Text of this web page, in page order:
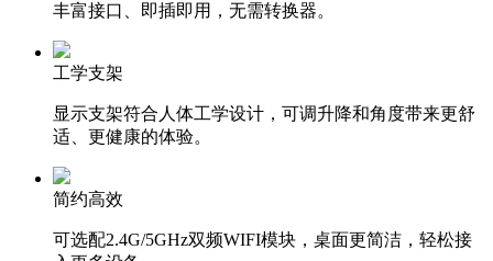
丰富接口、即插即用，无需转换器。
工学支架
显示支架符合人体工学设计，可调升降和角度带来更舒
适、更健康的体验。
简约高效
可选配2.4G/5GHz双频WIFI模块，桌面更简洁，轻松接